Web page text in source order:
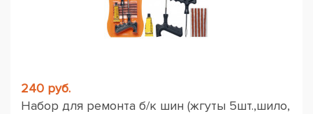
240 руб.
Набор для ремонта б/к шин (жгуты 5шт.,шило,